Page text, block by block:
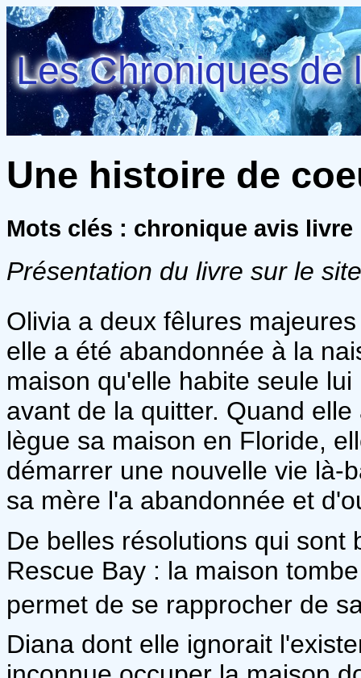
Les Chroniques de
Une histoire de
Mots clés : chronique avis
Présentation du livre sur le
Olivia a deux fêlures
elle a été abandonnée à la
maison qu'elle habite seule
avant de la quitter. Quand
lègue sa maison en Floride,
démarrer une nouvelle vie là-
sa mère l'a abandonnée et
De belles résolutions qui sont
Rescue Bay : la maison
permet de se rapprocher de
Diana dont elle ignorait